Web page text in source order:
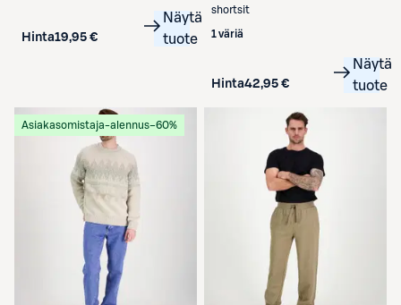
Hinta19,95 €
Näytä
tuote
shortsit
1 väriä
Hinta42,95 €
Näytä
tuote
Asiakasomistaja-alennus−60%